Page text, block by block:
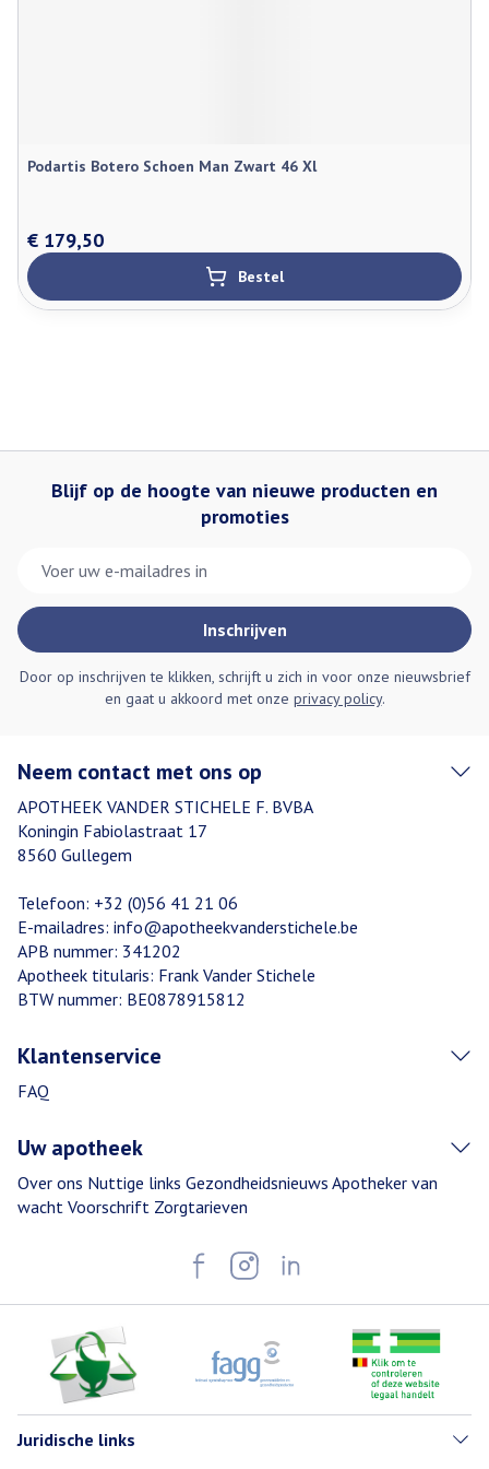
Podartis Botero Schoen Man Zwart 46 Xl
€ 179,50
Bestel
Blijf op de hoogte van nieuwe producten en
promoties
Inschrijven
Door op inschrijven te klikken, schrijft u zich in voor onze nieuwsbrief
en gaat u akkoord met onze privacy policy.
Neem contact met ons op
APOTHEEK VANDER STICHELE F. BVBA
Koningin Fabiolastraat 17
8560 Gullegem
Telefoon: +32 (0)56 41 21 06
E-mailadres: info@apotheekvanderstichele.be
APB nummer: 341202
Apotheek titularis: Frank Vander Stichele
BTW nummer: BE0878915812
Klantenservice
FAQ
Uw apotheek
Over ons Nuttige links Gezondheidsnieuws Apotheker van
wacht Voorschrift Zorgtarieven
Juridische links